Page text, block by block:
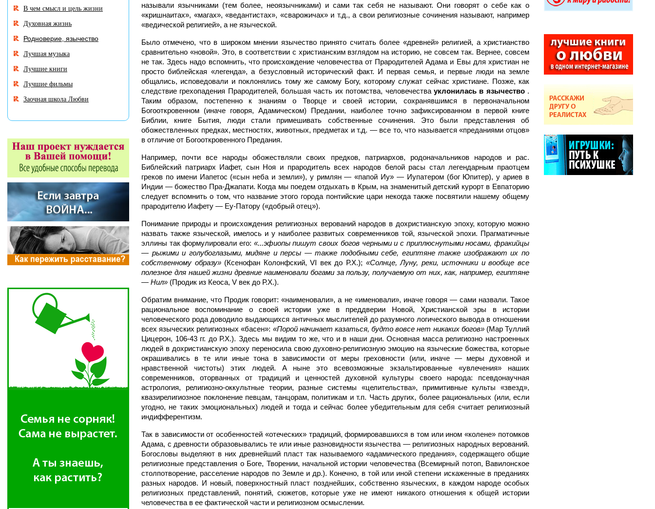
называли язычниками (тем более, неоязычниками) и сами так себя не называют. Они говорят о себе как о
«кришнаитах», «магах», «ведантистах», «сварожичах» и т.д., а свои религиозные сочинения называют, например
«ведической религией», а не языческой.
Было отмечено, что в широком мнении язычество принято считать более «древней» религией, а христианство
сравнительно «новой». Это, в соответствии с христианским взглядом на историю, не совсем так. Вернее, совсем
не так. Здесь надо вспомнить, что происхождение человечества от Прародителей Адама и Евы для христиан не
просто библейская «легенда», а безусловный исторический факт. И первая семья, и первые люди на земле
общались, исповедовали и поклонялись тому же самому Богу, которому служат сейчас христиане. Позже, как
следствие грехопадения Прародителей, большая часть их потомства, человечества уклонилась в язычество .
Таким образом, постепенно к знаниям о Творце и своей истории, сохранявшимся в первоначальном
Богооткровенном (иначе говоря, Адамическом) Предании, наиболее точно зафиксированном в первой книге
Библии, книге Бытия, люди стали примешивать собственные сочинения. Это были представления об
обожествленных предках, местностях, животных, предметах и т.д. — все то, что называется «преданиями отцов»
в отличие от Богооткровенного Предания.
Например, почти все народы обожествляли своих предков, патриархов, родоначальников народов и рас.
Библейский патриарх Иафет, сын Ноя и прародитель всех народов белой расы стал легендарным праотцем
греков по имени Иапетос («сын неба и земли»), у римлян — «папой Иу» — Иупатером (бог Юпитер), у ариев в
Индии — божество Пра-Джапати. Когда мы поедем отдыхать в Крым, на знаменитый детский курорт в Евпаторию
следует вспомнить о том, что название этого города понтийские цари некогда также посвятили нашему общему
прародителю Иафету — Еу-Патору («добрый отец»).
Понимание природы и происхождения религиозных верований народов в дохристианскую эпоху, которую можно
назвать также языческой, имелось и у наиболее развитых современников той, языческой эпохи. Прагматичные
эллины так формулировали его: «...эфиопы пишут своих богов черными и с приплюснутыми носами, фракийцы
— рыжими и голубоглазыми, мидяне и персы — также подобными себе, египтяне также изображают их по
собственному образу» (Ксенофан Колонфский, VI век до Р.Х.); «Солнце, Луну, реки, источники и вообще все
полезное для нашей жизни древние наименовали богами за пользу, получаемую от них, как, например, египтяне
— Нил» (Продик из Кеоса, V век до Р.Х.).
Обратим внимание, что Продик говорит: «наименовали», а не «именовали», иначе говоря — сами назвали. Такое
рациональное воспоминание о своей истории уже в преддверии Новой, Христианской эры в истории
человеческого рода доводило выдающихся античных мыслителей до разумного логического вывода в отношении
всех языческих религиозных «басен»: «Порой начинает казаться, будто вовсе нет никаких богов» (Мар Туллий
Цицерон, 106-43 гг. до Р.Х.). Здесь мы видим то же, что и в наши дни. Основная масса религиозно настроенных
людей в дохристианскую эпоху переносила свою духовно-религиозную эмоцию на языческие божества, которые
окрашивались в те или иные тона в зависимости от меры греховности (или, иначе — меры духовной и
нравственной чистоты) этих людей. А ныне это всевозможные экзальтированные «увлечения» наших
современников, оторванных от традиций и ценностей духовной культуры своего народа: псевдонаучная
астрология, религиозно-оккультные теории, разные системы «целительства», примитивные культы «звезд»,
квазирелигиозное поклонение певцам, танцорам, политикам и т.п. Часть других, более рациональных (или, если
угодно, не таких эмоциональных) людей и тогда и сейчас более убедительным для себя считает религиозный
индифферентизм.
Так в зависимости от особенностей «отеческих» традиций, формировавшихся в том или ином «колене» потомков
Адама, с древности образовывались те или иные разновидности язычества — религиозных народных верований.
Богословы выделяют в них древнейший пласт так называемого «адамического предания», содержащего общие
религиозные представления о Боге, Творении, начальной истории человечества (Всемирный потоп, Вавилонское
столпотворение, расселение народов по Земле и др.). Конечно, в той или иной степени искаженные в преданиях
разных народов. И новый, поверхностный пласт позднейших, собственно языческих, в каждом народе особых
религиозных представлений, понятий, сюжетов, которые уже не имеют никакого отношения к общей истории
человечества в ее фактической части и религиозном осмыслении.
В чем смысл и цель жизни
Духовная жизнь
Родноверие, язычество
Лучшая музыка
Лучшие книги
Лучшие фильмы
Заочная школа Любви